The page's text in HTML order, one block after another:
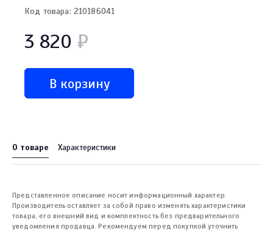
Код товара: 210186041
3 820 ₽
В корзину
О товаре Характеристики
Представленное описание носит информационный характер.
Производитель оставляет за собой право изменять характеристики
товара, его внешний вид и комплектность без предварительного
уведомления продавца. Рекомендуем перед покупкой уточнить